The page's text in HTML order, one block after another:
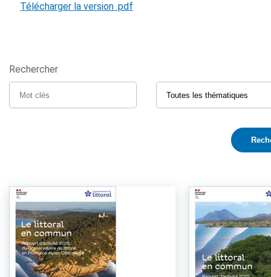
Télécharger la version .pdf
Rechercher